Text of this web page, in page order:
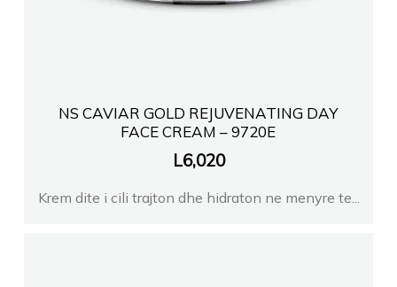
NS CAVIAR GOLD REJUVENATING DAY
FACE CREAM – 9720E
L6,020
Krem dite i cili trajton dhe hidraton ne menyre te...